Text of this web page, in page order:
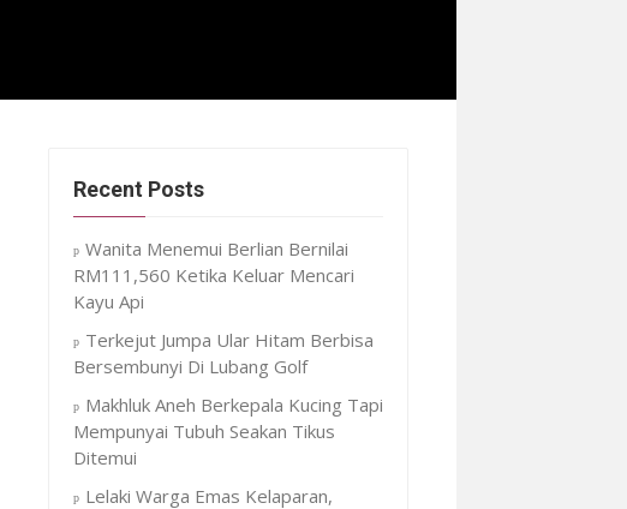
Recent Posts
Wanita Menemui Berlian Bernilai
RM111,560 Ketika Keluar Mencari
Kayu Api
Terkejut Jumpa Ular Hitam Berbisa
Bersembunyi Di Lubang Golf
Makhluk Aneh Berkepala Kucing Tapi
Mempunyai Tubuh Seakan Tikus
Ditemui
Lelaki Warga Emas Kelaparan,